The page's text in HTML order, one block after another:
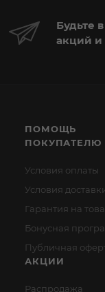
Будьте
акций и
ПОМОЩЬ
ПОКУПАТЕЛЮ
Условия оплаты
Условия
Гарантия на
Бонусная
Публичная
АКЦИИ
Распродажа